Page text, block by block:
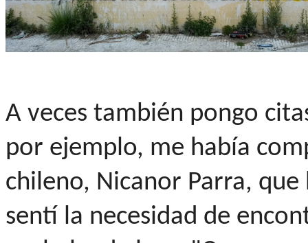
A veces también pongo
por ejemplo, me había
chileno, Nicanor Parra,
sentí la necesidad de